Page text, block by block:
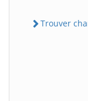
Trouver